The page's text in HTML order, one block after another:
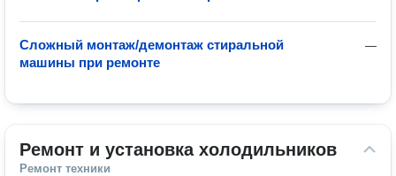
—
Сложный монтаж/демонтаж стиральной
машины при ремонте
Ремонт и установка холодильников
Ремонт техники